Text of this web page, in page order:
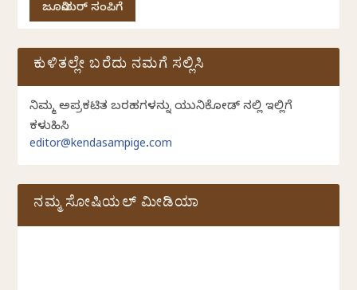
ಜೂನಿಯರ್ ಸಂಪಿಗೆ
ಕುಳಿತಲ್ಲೇ ಬರೆದು ನಮಗೆ ಸಲ್ಲಿಸಿ
ನಿಮ್ಮ ಅಪ್ರಕಟಿತ ಬರಹಗಳನ್ನು ಯುನಿಕೋಡ್ ನಲ್ಲಿ ಇಲ್ಲಿಗೆ
ಕಳುಹಿಸಿ
editor@kendasampige.com
ನಮ್ಮ ಸೋಷಿಯಲ್‌ ಮೀಡಿಯಾ